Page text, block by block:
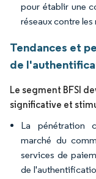
pour établir une
réseaux contre
Tendances et
de
Le segment BFSI
significative et
La pénétration
marché du
services de
de